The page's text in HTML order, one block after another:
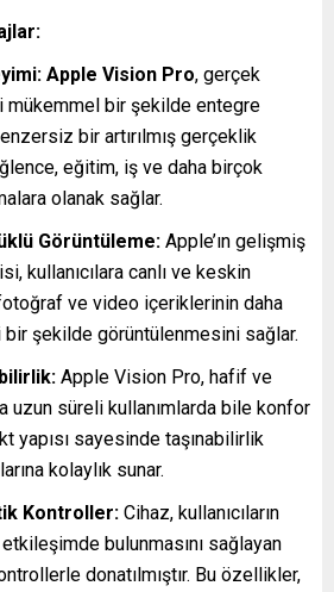
Apple Vision Pro, gerçek
mükemmel bir şekilde entegre
bir artırılmış gerçeklik
eğitim, iş ve daha birçok
olanak sağlar.
Görüntüleme: Apple’ın gelişmiş
kullanıcılara canlı ve keskin
ve video içeriklerinin daha
şekilde görüntülenmesini sağlar.
Apple Vision Pro, hafif ve
uzun süreli kullanımlarda bile konfor
yapısı sayesinde taşınabilirlik
kolaylık sunar.
Kontroller: Cihaz, kullanıcıların
bulunmasını sağlayan
donatılmıştır. Bu özellikler,